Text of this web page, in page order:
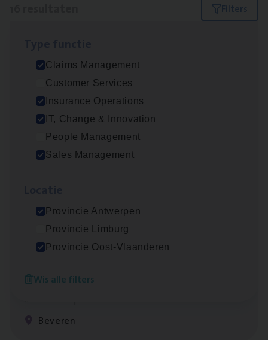
Filters
Claims Management
Customer Services
Insurance Operations
IT, Change & Innovation
People Management
Sales Management
Provincie Antwerpen
Provincie Limburg
Provincie Oost-Vlaanderen
Wis alle filters
Dos­sier­be­heer­der ver­ze­ke­rin­gen — Soci­al
Pro­fit en Public
Insurance Operations
Antwerpen
Antwerpen
Benefits
Beveren